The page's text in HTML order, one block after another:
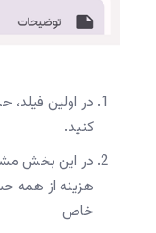
در اولین
کنید.
در این بخش
هزینه از همه
خاص